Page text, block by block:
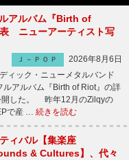
アルバム『Birth of
ニューアーティスト写
Ｊ－ＰＯＰ
2026年8月6日
ィック・ニューメタルバンド
ルアルバム『Birth of Riot』の詳
開した。 昨年12月のZilqyの
で産 … 続きを読む
ィバル【集楽座
& Cultures】、代々